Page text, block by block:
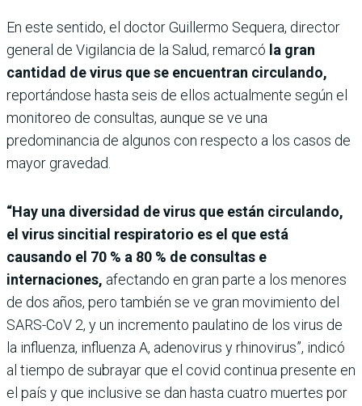
En este sentido, el doctor Guillermo Sequera, director
general de Vigilancia de la Salud, remarcó la gran
cantidad de virus que se encuentran circulando,
reportándose hasta seis de ellos actualmente según el
monitoreo de consultas, aunque se ve una
predominancia de algunos con respecto a los casos de
mayor gravedad.
“Hay una diversidad de virus que están circulando,
el virus sincitial respiratorio es el que está
causando el 70 % a 80 % de consultas e
internaciones, afectando en gran parte a los menores
de dos años, pero también se ve gran movimiento del
SARS-CoV 2, y un incremento paulatino de los virus de
la influenza, influenza A, adenovirus y rhinovirus”, indicó
al tiempo de subrayar que el covid continua presente en
el país y que inclusive se dan hasta cuatro muertes por